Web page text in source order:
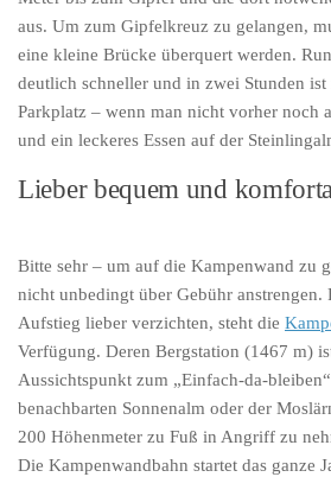
aus. Um zum Gipfelkreuz zu gelangen,
eine kleine Brücke überquert werden.
deutlich schneller und in zwei Stunden
Parkplatz – wenn man nicht vorher noch
und ein leckeres Essen auf der
Lieber bequem und
Bitte sehr – um auf die Kampenwand zu
nicht unbedingt über Gebühr anstrengen.
Aufstieg lieber verzichten, steht die
Verfügung. Deren Bergstation (1467 m)
Aussichtspunkt zum „Einfach-da-
benachbarten Sonnenalm oder der
200 Höhenmeter zu Fuß in Angriff zu
Die Kampenwandbahn startet das ganze